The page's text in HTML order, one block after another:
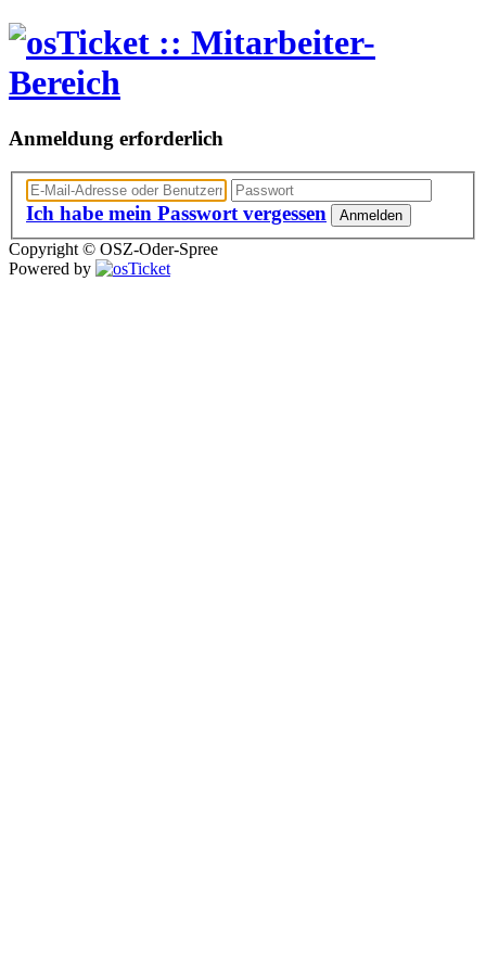
Anmeldung erforderlich
Ich habe mein Passwort vergessen Anmelden
Copyright © OSZ-Oder-Spree
Powered by